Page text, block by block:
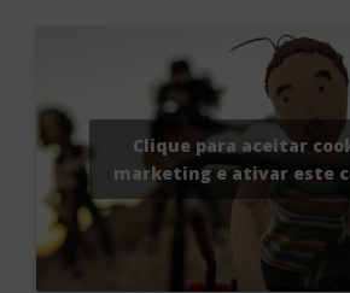
Clique para aceitar
marketing e ativar este